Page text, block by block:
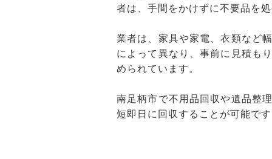
者は、手間をかけずに不要品を
業者は、家具や家電、衣類など
によって異なり、事前に見積も
められています。
南足柄市で不用品回収や遺品整
短即日に回収することが可能で